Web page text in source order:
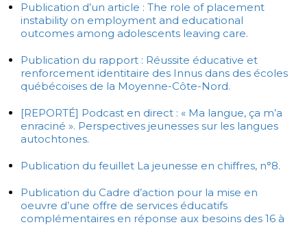
Publication d’un article : The role of placement
instability on employment and educational
outcomes among adolescents leaving care.
Publication du rapport : Réussite éducative et
renforcement identitaire des Innus dans des écoles
québécoises de la Moyenne-Côte-Nord.
[REPORTÉ] Podcast en direct : « Ma langue, ça m’a
enraciné ». Perspectives jeunesses sur les langues
autochtones.
Publication du feuillet La jeunesse en chiffres, n°8.
Publication du Cadre d’action pour la mise en
oeuvre d’une offre de services éducatifs
complémentaires en réponse aux besoins des 16 à